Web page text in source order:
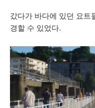
갔다가 바다에 있던 요트
경할 수 있었다.